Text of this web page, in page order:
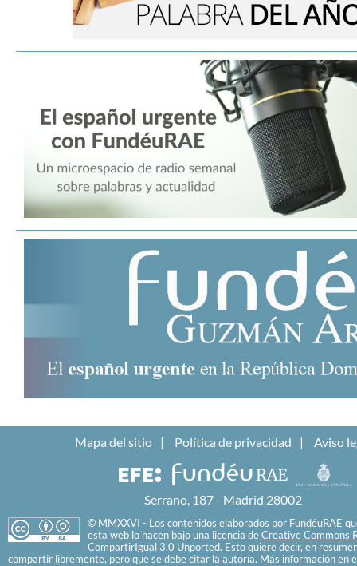
Mapa del sitio Política de privacidad Aviso
Serrano, 187 - Madrid 28002
© MMXXVI - Los contenidos elaborados por FundéuRAE
esta web lo hacen bajo una licencia de Creative Commons
CompartirIgual 3.0 Unported. Esto quiere decir, en
compartir libremente, pero que se debe citar la autoría. Más información en